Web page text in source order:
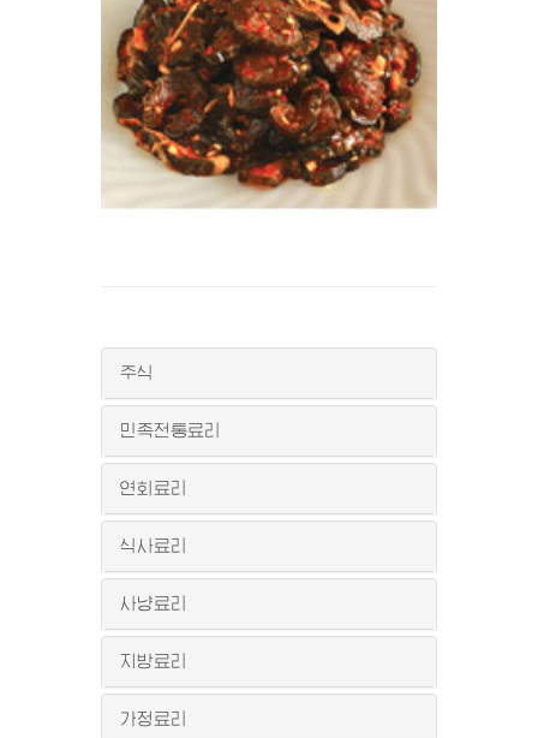
주식
민족전통료리
연회료리
식사료리
사냥료리
지방료리
가정료리